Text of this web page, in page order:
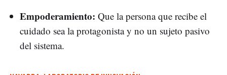
Empoderamiento: Que la persona que recibe el
cuidado sea la protagonista y no un sujeto pasivo
del sistema.